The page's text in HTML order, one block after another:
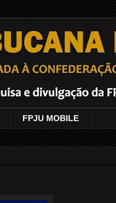
FPJU MOBILE